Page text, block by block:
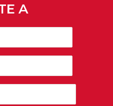
A